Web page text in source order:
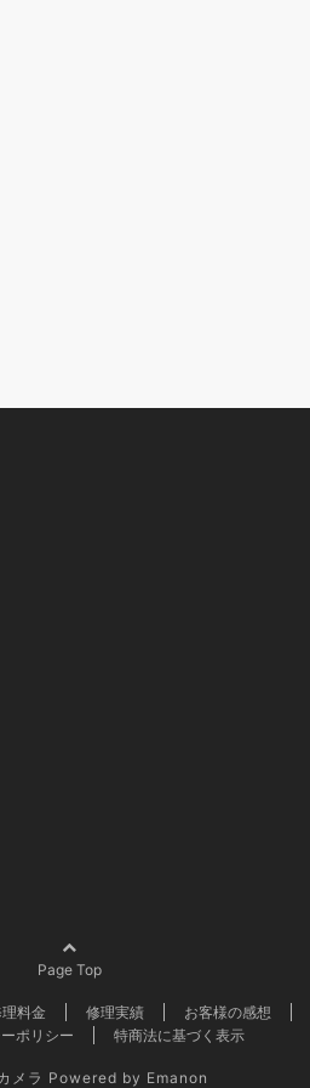
Page Top
料金 修理実績 お客様の感想
ポリシー 特商法に基づく表示
メラ Powered by Emanon